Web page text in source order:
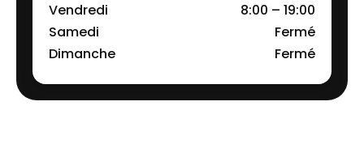
Vendredi
8:00 – 19:00
Samedi
Fermé
Dimanche
Fermé